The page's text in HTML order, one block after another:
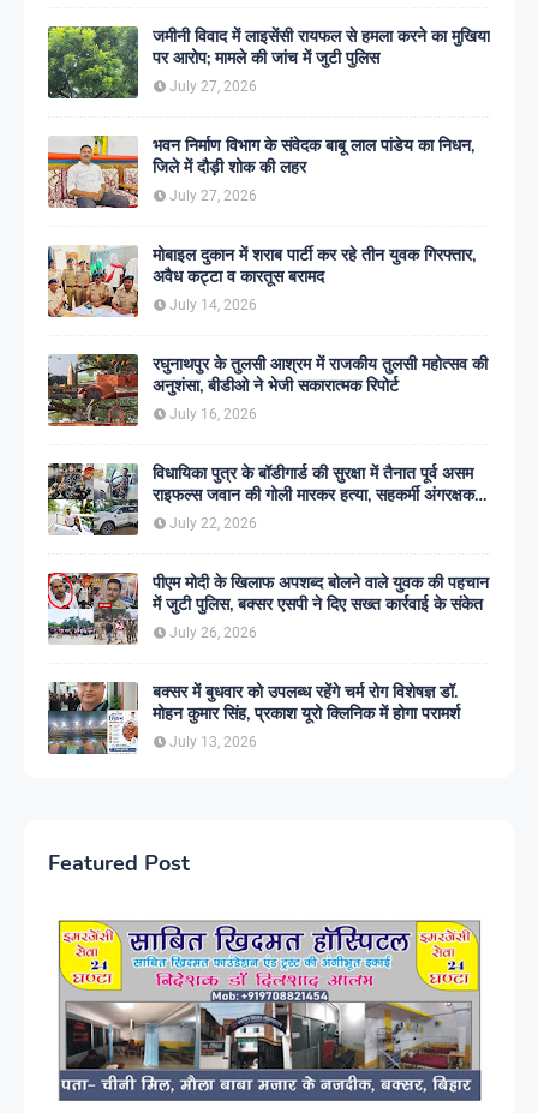
जमीनी विवाद में लाइसेंसी रायफल से हमला करने का मुखिया
पर आरोप; मामले की जांच में जुटी पुलिस
July 27, 2026
भवन निर्माण विभाग के संवेदक बाबू लाल पांडेय का निधन,
जिले में दौड़ी शोक की लहर
July 27, 2026
मोबाइल दुकान में शराब पार्टी कर रहे तीन युवक गिरफ्तार,
अवैध कट्टा व कारतूस बरामद
July 14, 2026
रघुनाथपुर के तुलसी आश्रम में राजकीय तुलसी महोत्सव की
अनुशंसा, बीडीओ ने भेजी सकारात्मक रिपोर्ट
July 16, 2026
विधायिका पुत्र के बॉडीगार्ड की सुरक्षा में तैनात पूर्व असम
राइफल्स जवान की गोली मारकर हत्या, सहकर्मी अंगरक्षक
गिरफ्तार
July 22, 2026
पीएम मोदी के खिलाफ अपशब्द बोलने वाले युवक की पहचान
में जुटी पुलिस, बक्सर एसपी ने दिए सख्त कार्रवाई के संकेत
July 26, 2026
बक्सर में बुधवार को उपलब्ध रहेंगे चर्म रोग विशेषज्ञ डॉ.
मोहन कुमार सिंह, प्रकाश यूरो क्लिनिक में होगा परामर्श
July 13, 2026
Featured Post